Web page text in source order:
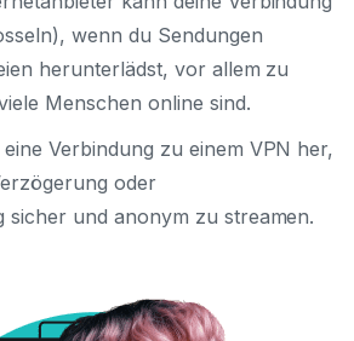
wenn du Sendungen
herunterlädst, vor allem zu
Menschen online sind.
eine Verbindung zu einem VPN her,
oder
sicher und anonym zu streamen.